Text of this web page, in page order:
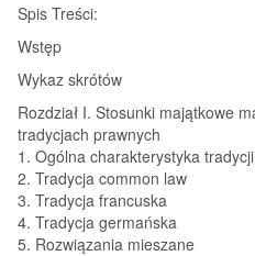
Spis Treści:
Wstęp
Wykaz skrótów
Rozdział I. Stosunki majątkowe
tradycjach prawnych
1. Ogólna charakterystyka
2. Tradycja common law
3. Tradycja francuska
4. Tradycja germańska
5. Rozwiązania mieszane